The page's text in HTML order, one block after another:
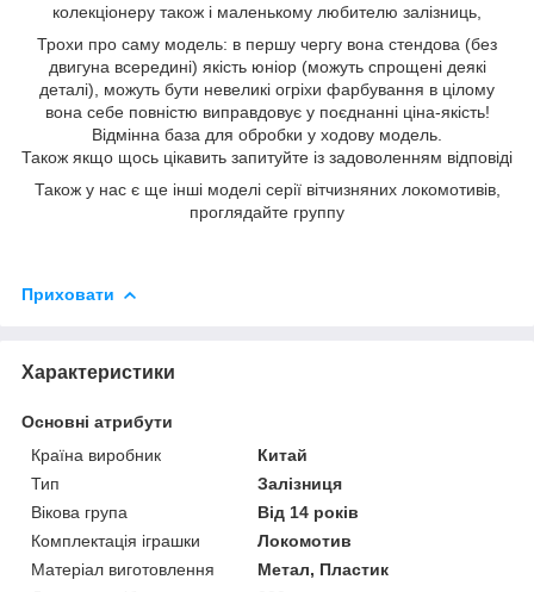
колекціонеру також і маленькому любителю залізниць,
Трохи про саму модель: в першу чергу вона стендова (без
двигуна всередині) якість юніор (можуть спрощені деякі
деталi), можуть бути невеликі огріхи фарбування в цілому
вона себе повністю виправдовує у поєднанні ціна-якість!
Відмінна база для обробки у ходову модель.
Також якщо щось цікавить запитуйте із задоволенням відповіді
Також у нас є ще інші моделі серії вiтчизняних локомотивiв,
проглядайте группу
Приховати
Характеристики
Основні атрибути
Країна виробник
Китай
Тип
Залізниця
Вікова група
Від 14 років
Комплектація іграшки
Локомотив
Матеріал виготовлення
Метал, Пластик